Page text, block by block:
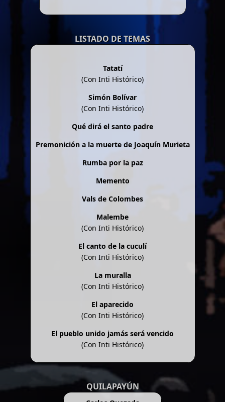
LISTADO DE TEMAS
Tatatí
(Con Inti Histórico)
Simón Bolívar
(Con Inti Histórico)
Qué dirá el santo padre
Premonición a la muerte de Joaquín Murieta
Rumba por la paz
Memento
Vals de Colombes
Malembe
(Con Inti Histórico)
El canto de la cuculí
(Con Inti Histórico)
La muralla
(Con Inti Histórico)
El aparecido
(Con Inti Histórico)
El pueblo unido jamás será vencido
(Con Inti Histórico)
QUILAPAYÚN